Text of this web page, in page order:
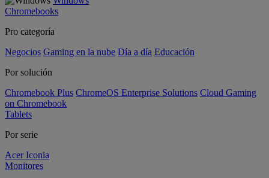
Chromebooks
Pro categoría
Negocios Gaming en la nube Día a día Educación
Por solución
Chromebook Plus ChromeOS Enterprise Solutions Cloud Gaming
on Chromebook
Tablets
Por serie
Acer Iconia
Monitores